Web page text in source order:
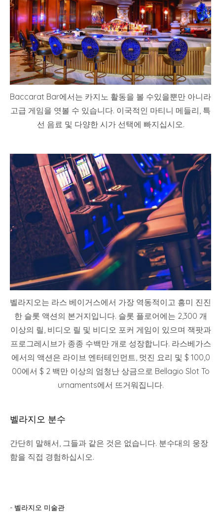
Baccarat Bar에서는 카지노 활동을 볼 수있을뿐만 아니라
고급 게임을 엿볼 수 있습니다. 이국적인 마티니 메들리, 특
선 음료 및 다양한 시가 선택에 빠지십시오.
벨라지오는 라스 베이거스에서 가장 역동적이고 흥미 진진
한 슬롯 액션의 본거지입니다. 슬롯 플로어에는 2,300 개
이상의 릴, 비디오 릴 및 비디오 포커 게임이 있으며 잭팟과
프로그레시브가 종종 수백만 개로 성장합니다. 라스베가스
에서의 액션은 라이브 엔터테인먼트, 멋진 요리 및 $ 100,0
00에서 $ 2 백만 이상의 엄청난 상금으로 Bellagio Slot To
urnaments에서 뜨거워집니다.
벨라지오 분수
간단히 말해서, 그들과 같은 것은 없습니다. 분수대의 웅장
함을 직접 경험하십시오.
- 벨라지오 미술관